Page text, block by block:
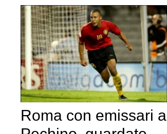
Roma con emissari a